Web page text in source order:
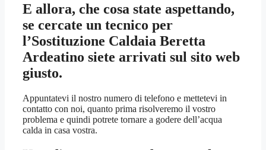
E allora, che cosa state aspettando,
se cercate un tecnico per
l’Sostituzione Caldaia Beretta
Ardeatino siete arrivati sul sito web
giusto.
Appuntatevi il nostro numero di telefono e mettetevi in
contatto con noi, quanto prima risolveremo il vostro
problema e quindi potrete tornare a godere dell’acqua
calda in casa vostra.